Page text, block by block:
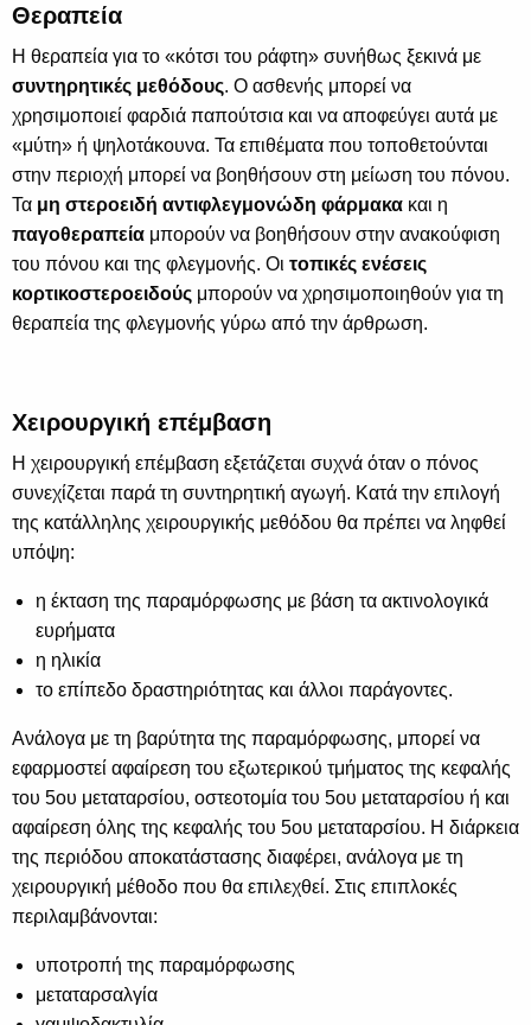
Θεραπεία
Η θεραπεία για το «κότσι του ράφτη» συνήθως ξεκινά με
συντηρητικές μεθόδους. Ο ασθενής μπορεί να
χρησιμοποιεί φαρδιά παπούτσια και να αποφεύγει αυτά με
«μύτη» ή ψηλοτάκουνα. Τα επιθέματα που τοποθετούνται
στην περιοχή μπορεί να βοηθήσουν στη μείωση του πόνου.
Τα μη στεροειδή αντιφλεγμονώδη φάρμακα και η
παγοθεραπεία μπορούν να βοηθήσουν στην ανακούφιση
του πόνου και της φλεγμονής. Οι τοπικές ενέσεις
κορτικοστεροειδούς μπορούν να χρησιμοποιηθούν για τη
θεραπεία της φλεγμονής γύρω από την άρθρωση.
Χειρουργική επέμβαση
Η χειρουργική επέμβαση εξετάζεται συχνά όταν ο πόνος
συνεχίζεται παρά τη συντηρητική αγωγή. Κατά την επιλογή
της κατάλληλης χειρουργικής μεθόδου θα πρέπει να ληφθεί
υπόψη:
η έκταση της παραμόρφωσης με βάση τα ακτινολογικά
ευρήματα
η ηλικία
το επίπεδο δραστηριότητας και άλλοι παράγοντες.
Ανάλογα με τη βαρύτητα της παραμόρφωσης, μπορεί να
εφαρμοστεί αφαίρεση του εξωτερικού τμήματος της κεφαλής
του 5ου μεταταρσίου, οστεοτομία του 5ου μεταταρσίου ή και
αφαίρεση όλης της κεφαλής του 5ου μεταταρσίου. Η διάρκεια
της περιόδου αποκατάστασης διαφέρει, ανάλογα με τη
χειρουργική μέθοδο που θα επιλεχθεί. Στις επιπλοκές
περιλαμβάνονται:
υποτροπή της παραμόρφωσης
μεταταρσαλγία